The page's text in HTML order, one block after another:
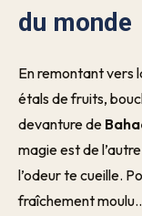
du monde
En remontant vers
étals de fruits,
devanture de
magie est de
l’odeur te cueille.
fraîchement